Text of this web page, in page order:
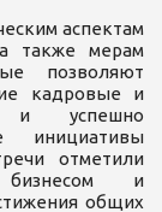
аспектам
также мерам
позволяют
кадровые и
и успешно
инициативы
отметили
бизнесом и
общих